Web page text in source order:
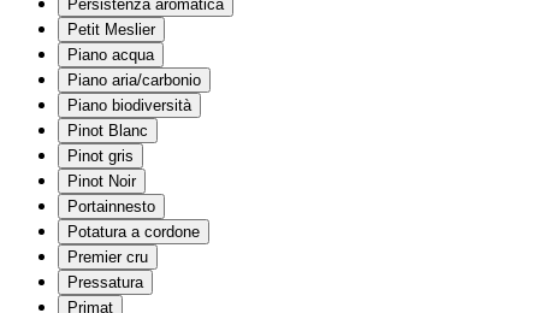
Persistenza aromatica
Petit Meslier
Piano acqua
Piano aria/carbonio
Piano biodiversità
Pinot Blanc
Pinot gris
Pinot Noir
Portainnesto
Potatura a cordone
Premier cru
Pressatura
Primat